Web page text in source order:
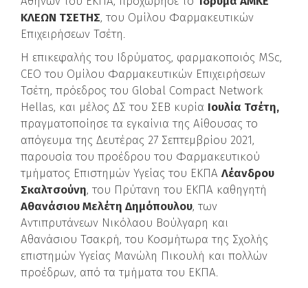
ΚΛΕΩΝ ΤΣΕΤΗΣ, του Ομίλου Φαρμακευτικών
Επιχειρήσεων Τσέτη.
Η επικεφαλής του Ιδρύματος, φαρμακοποιός MSc,
CEO του Ομίλου Φαρμακευτικών Επιχειρήσεων
Τσέτη, πρόεδρος του Global Compact Network
Hellas, και μέλος ΔΣ του ΣΕΒ κυρία Ιουλία Τσέτη,
πραγματοποίησε τα εγκαίνια της Αίθουσας το
απόγευμα της Δευτέρας 27 Σεπτεμβρίου 2021,
παρουσία του προέδρου του Φαρμακευτικού
τμήματος Επιστημών Υγείας του ΕΚΠΑ Λέανδρου
Σκαλτσούνη, του Πρύτανη του ΕΚΠΑ καθηγητή
Αθανάσιου Μελέτη Δημόπουλου, των
Αντιπρυτάνεων Νικόλαου Βούλγαρη και
Αθανάσιου Τσακρή, του Κοσμήτωρα της Σχολής
επιστημών Υγείας Μανώλη Πικουλή και πολλών
προέδρων, από τα τμήματα του ΕΚΠΑ.